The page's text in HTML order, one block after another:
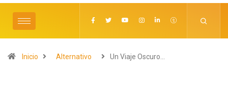
Inicio Alternativo Un Viaje Oscuro…